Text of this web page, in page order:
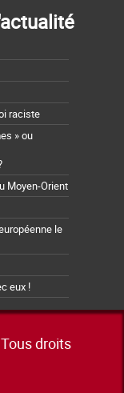
raciste
» ou
Moyen-Orient
le
eux !
droits